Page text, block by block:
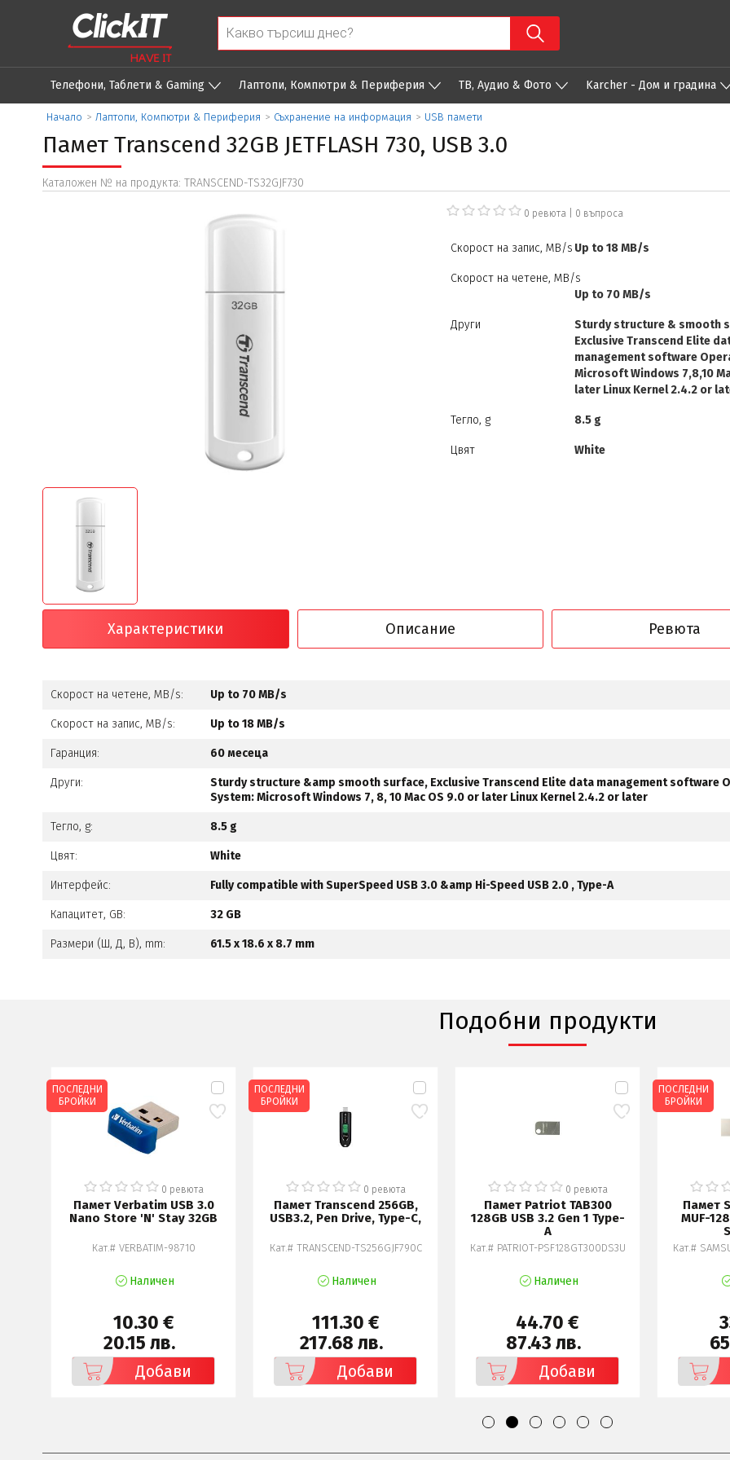
Телефони, Таблети & Gaming Лаптопи, Компютри & Периферия ТВ, Аудио & Фото Karcher - Дом и градина
Начало > Лаптопи, Компютри & Периферия > Съхранение на информация > USB памети
Памет Transcend 32GB JETFLASH 730, USB 3.0
Каталожен № на продукта: TRANSCEND-TS32GJF730
0 ревюта 0 въпроса
Скорост на запис, MB/s Up to 18 MB/s
Скорост на четене, MB/s
Up to 70 MB/s
Други
Sturdy structure & smooth
Exclusive Transcend Elite
management software
Microsoft Windows 7,8,10
later Linux Kernel 2.4.2 or
Тегло, g 8.5 g
Цвят White
Характеристики Описание Ревюта
Скорост на четене, MB/s: Up to 70 MB/s
Скорост на запис, MB/s: Up to 18 MB/s
Гаранция: 60 месеца
Други:
Sturdy structure &amp smooth surface, Exclusive Transcend Elite data management software
System: Microsoft Windows 7, 8, 10 Mac OS 9.0 or later Linux Kernel 2.4.2 or later
Тегло, g: 8.5 g
Цвят: White
Интерфейс: Fully compatible with SuperSpeed USB 3.0 &amp Hi-Speed USB 2.0 , Type-A
Капацитет, GB: 32 GB
Размери (Ш, Д, В), mm: 61.5 x 18.6 x 8.7 mm
Подобни продукти
0 ревюта
Памет Verbatim USB 3.0
Nano Store 'N' Stay 32GB
Кат.# VERBATIM-98710
Наличен
10.30 €
20.15 лв.
Добави
ПОСЛЕДНИ
БРОЙКИ
0 ревюта
Памет Transcend 256GB,
USB3.2, Pen Drive, Type-C,
Кат.# TRANSCEND-TS256GJF790C
Наличен
111.30 €
217.68 лв.
Добави
ПОСЛЕДНИ
БРОЙКИ
0 ревюта
Памет Patriot TAB300
128GB USB 3.2 Gen 1 Type-
A
Кат.# PATRIOT-PSF128GT300DS3U
Наличен
44.70 €
87.43 лв.
Добави
Памет
MUF-
Кат.#
ПОСЛЕДНИ
БРОЙКИ